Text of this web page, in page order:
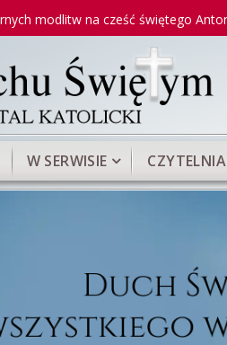
na cześć świętego Antoniego
W SERWISIE CZYTELNIA